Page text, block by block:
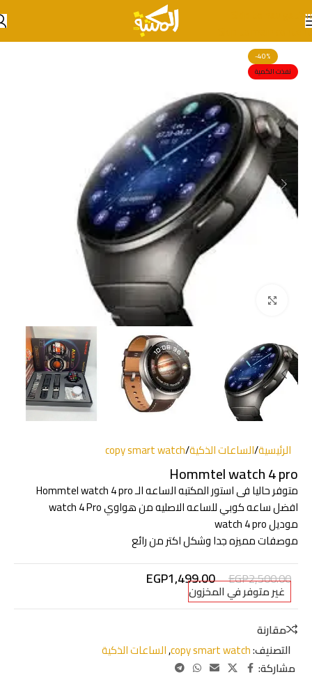
Skip to navigation
Skip to main content
-40%
نفذت الكمية
الرئيسية/الساعات الذكية/
copy smart watch
Hommtel watch 4 pro
متوفر حاليا فى استور المكتبه الساعه الـ Hommtel watch 4 pro
افضل ساعه كوبي للساعه الاصليه من هواوي watch 4 Pro
موديل watch 4 pro
موصفات مميزه جدا وشكل اكتر من رائع
EGP2,500.00
EGP1,499.00
غير متوفر في المخزون
مقارنة
التصنيف:copy smart watch
,الساعات الذكية
مشاركة: